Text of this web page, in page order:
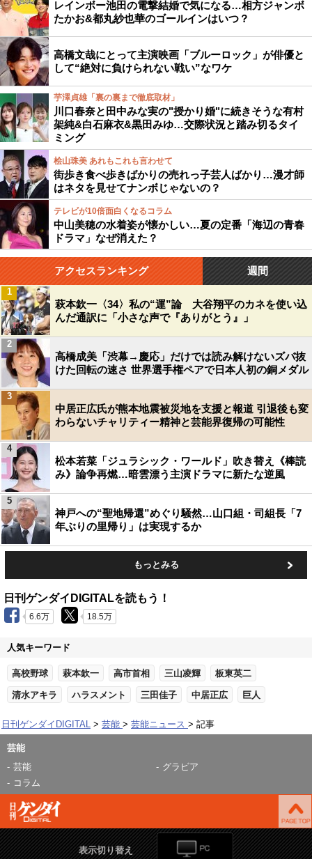
レインボー池田の電撃結婚で気になる…相方ジャンボ
たかお&都丸紗也華のゴールインはいつ？
高橋文哉にとって主演映画「ブルーロック」が俳優と
して“絶対に負けられない戦い”なワケ
芋澤貞雄「裏の裏まで徹底取材」
川口春奈と田中みな実の"授かり婚"に続きそうな有村
架純&白石麻衣&黒田みゆ…交際状況と踏み切るタイ
ミング
桧山珠美 あれもこれも言わせて
街歩き食べ歩きばかりの売れっ子芸人ばかり…漫才師
はネタを見せてナンボじゃないの？
テレビが10倍面白くなるコラム
中山美穂の水着姿が懐かしい…夏の定番「海辺の青春
ドラマ」なぜ消えた？
アクセスランキング 週間
萩本欽一〈34〉私の“運”論 大谷翔平のカネを使い込
んだ通訳に「小さな声で『ありがとう』」
1
高橋成美「渋幕→慶応」だけでは読み解けないズバ抜
けた回転の速さ 世界選手権ペアで日本人初の銅メダル
2
中居正広氏が熊本地震被災地を支援と報道 引退後も変
わらないチャリティー精神と芸能界復帰の可能性
3
松本若菜「ジュラシック・ワールド」吹き替え《棒読
み》論争再燃…暗雲漂う主演ドラマに新たな逆風
4
神戸への“聖地帰還”めぐり騒然…山口組・司組長「7
年ぶりの里帰り」は実現するか
5
もっとみる
日刊ゲンダイDIGITALを読もう！
6.6万 18.5万
人気キーワード
高校野球 萩本欽一 高市首相 三山凌輝 板東英二
清水アキラ ハラスメント 三田佳子 中居正広 巨人
日刊ゲンダイDIGITAL 芸能 芸能ニュース 記事
芸能
芸能
グラビア
コラム
表示切り替え